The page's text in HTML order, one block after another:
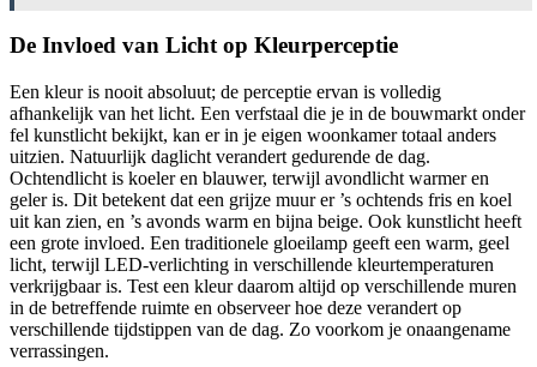
De Invloed van Licht op Kleurperceptie
Een kleur is nooit absoluut; de perceptie ervan is volledig
afhankelijk van het licht. Een verfstaal die je in de bouwmarkt onder
fel kunstlicht bekijkt, kan er in je eigen woonkamer totaal anders
uitzien. Natuurlijk daglicht verandert gedurende de dag.
Ochtendlicht is koeler en blauwer, terwijl avondlicht warmer en
geler is. Dit betekent dat een grijze muur er ’s ochtends fris en koel
uit kan zien, en ’s avonds warm en bijna beige. Ook kunstlicht heeft
een grote invloed. Een traditionele gloeilamp geeft een warm, geel
licht, terwijl LED-verlichting in verschillende kleurtemperaturen
verkrijgbaar is. Test een kleur daarom altijd op verschillende muren
in de betreffende ruimte en observeer hoe deze verandert op
verschillende tijdstippen van de dag. Zo voorkom je onaangename
verrassingen.